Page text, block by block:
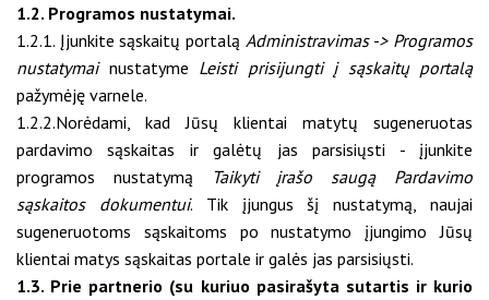
1.2. Programos nustatymai.
1.2.1. Įjunkite sąskaitų portalą Administravimas -> Programos
nustatymainustatyme Leisti prisijungti į sąskaitų portalą
pažymėję varnele.
1.2.2.Norėdami, kad Jūsų klientai matytų sugeneruotas
pardavimo sąskaitas ir galėtų jas parsisiųsti - įjunkite
programos nustatymą
Taikyti įrašo saugą Pardavimo
sąskaitos dokumentui. Tik įjungus šį nustatymą, naujai
sugeneruotoms sąskaitoms po nustatymo įjungimo Jūsų
klientai matys sąskaitas portale ir galės jas parsisiųsti.
1.3. Prie partnerio (su kuriuo pasirašyta sutartis ir kurio